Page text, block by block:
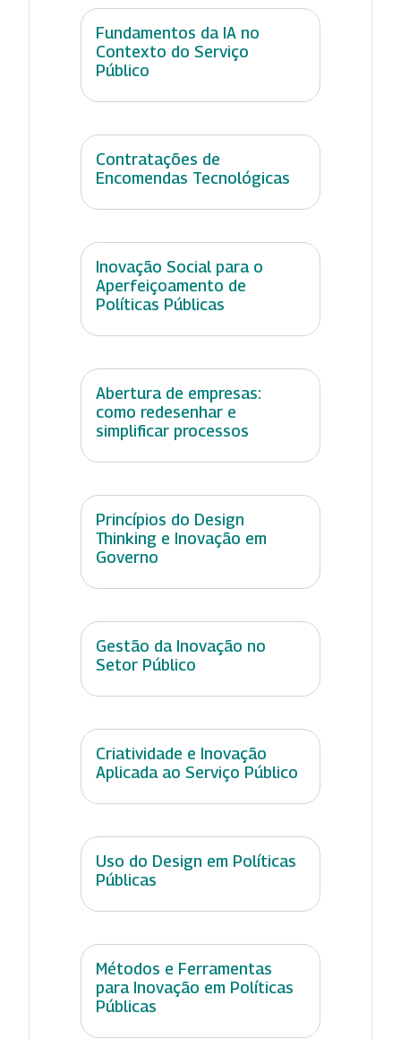
Fundamentos da IA no
Contexto do Serviço
Público
Contratações de
Encomendas Tecnológicas
Inovação Social para o
Aperfeiçoamento de
Políticas Públicas
Abertura de empresas:
como redesenhar e
simplificar processos
Princípios do Design
Thinking e Inovação em
Governo
Gestão da Inovação no
Setor Público
Criatividade e Inovação
Aplicada ao Serviço Público
Uso do Design em Políticas
Públicas
Métodos e Ferramentas
para Inovação em Políticas
Públicas